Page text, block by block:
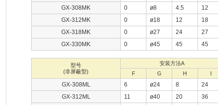
GX-308MK
0 ø8 4.5
12
GX-312MK
0 ø18 12
18
GX-318MK
0 ø27 24
27
GX-330MK
0 ø45 45 45
型号
(非屏蔽型)
安装方法A
F
G H
GX-308ML 6 ø24 8
24
GX-312ML
11 ø40 20
36